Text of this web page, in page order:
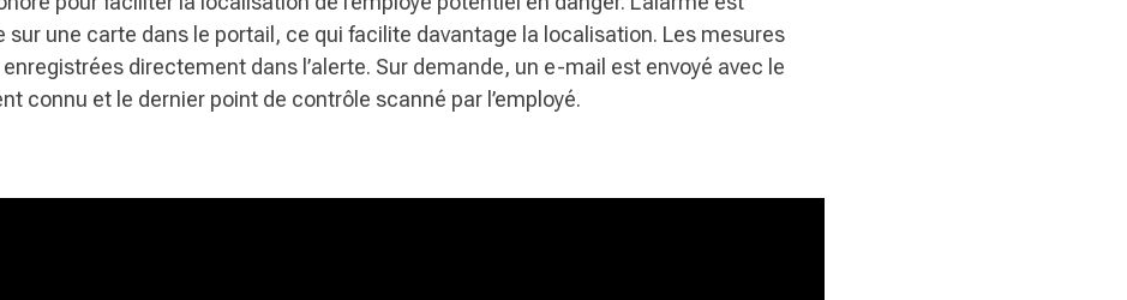
sur une carte dans le portail, ce qui facilite davantage la localisation. Les mesures
directement dans l’alerte. Sur demande, un e-mail est envoyé avec le
connu et le dernier point de contrôle scanné par l’employé.